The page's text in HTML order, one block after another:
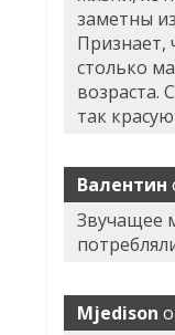
заметны
Признает,
столько
возраста.
так
Валентин
Звучащее
Mjedison